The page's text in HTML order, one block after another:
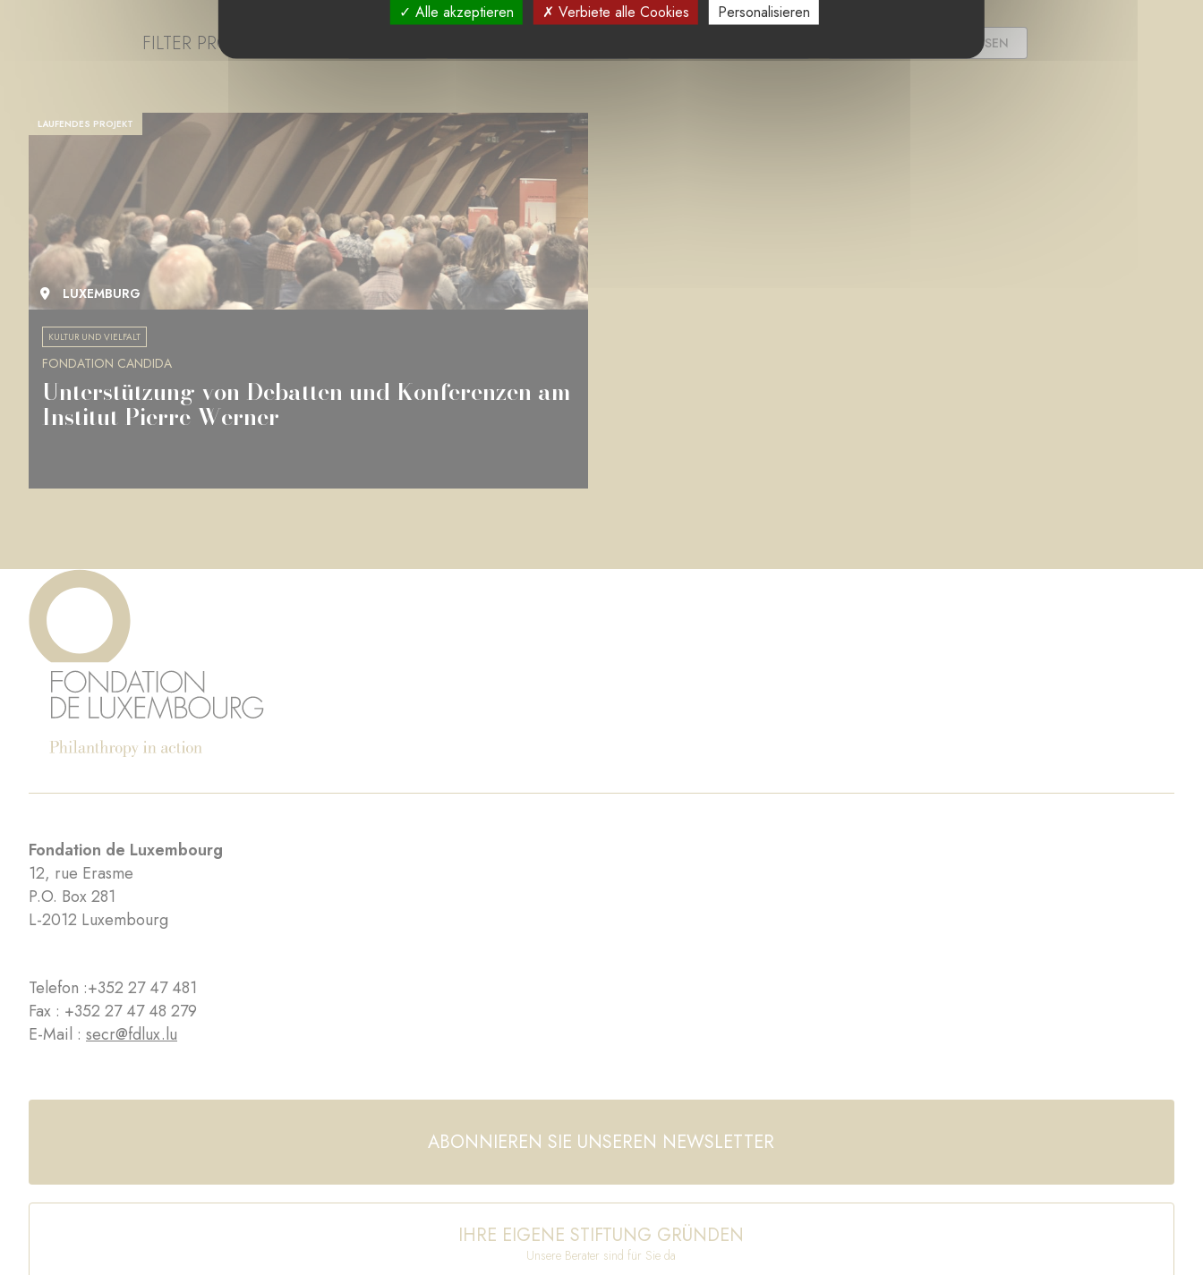
FILTER PROJECT STATUS PROJEKT ABGESCHLOSSEN
LAUFENDES PROJEKT
LUXEMBURG
KULTUR UND VIELFALT
FONDATION CANDIDA
Unterstützung von Debatten und Konferenzen am
Institut Pierre Werner
Fondation de Luxembourg
12, rue Erasme
P.O. Box 281
L-2012 Luxembourg
Telefon :+352 27 47 481
Fax : +352 27 47 48 279
E-Mail : secr@fdlux.lu
ABONNIEREN SIE UNSEREN NEWSLETTER
IHRE EIGENE STIFTUNG GRÜNDEN
Unsere Berater sind für Sie da
Alle akzeptieren Verbiete alle Cookies Personalisieren